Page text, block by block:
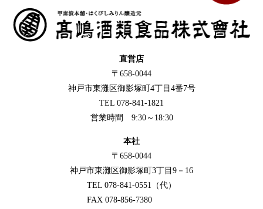
直営店
〒658-0044
神戸市東灘区御影塚町4丁目4番7号
TEL 078-841-1821
営業時間 9:30～18:30
本社
〒658-0044
神戸市東灘区御影塚町3丁目9－16
TEL 078-841-0551（代）
FAX 078-856-7380